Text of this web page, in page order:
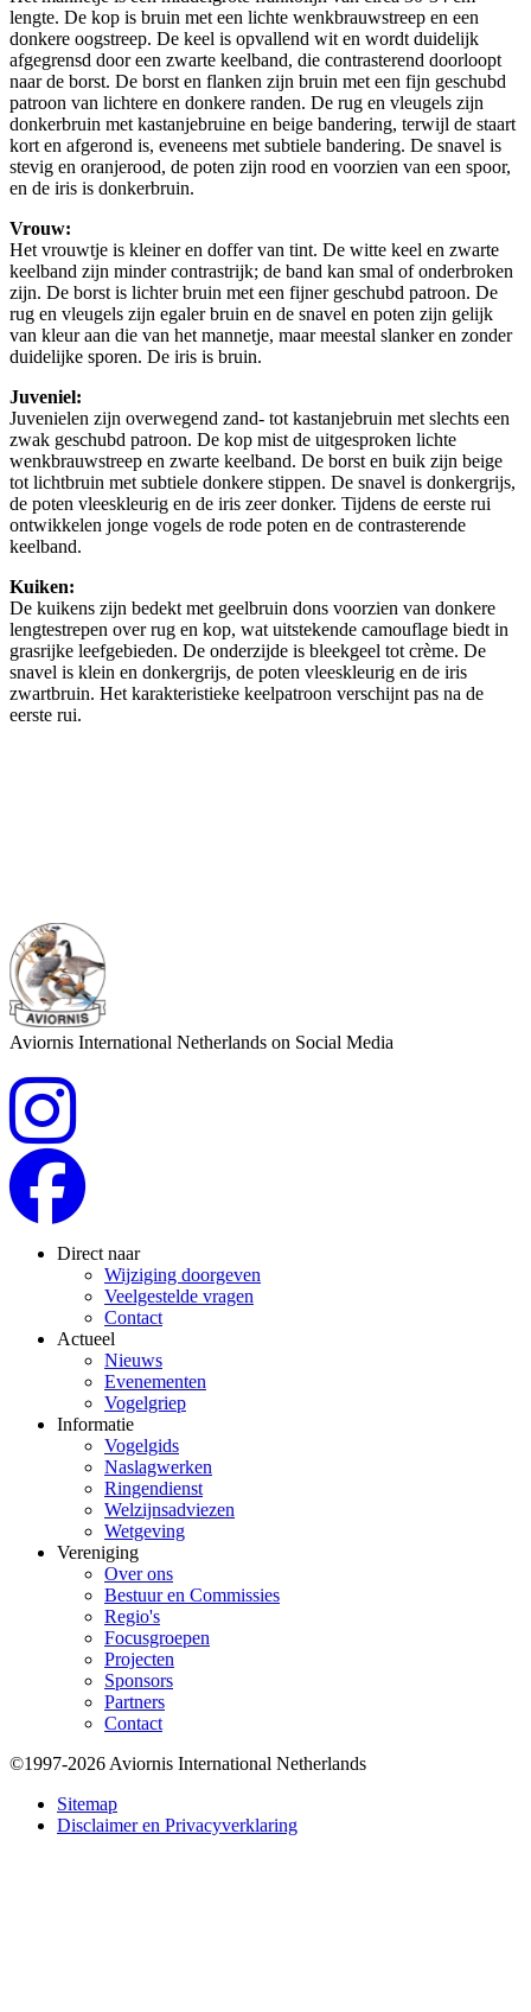
lengte. De kop is bruin met een lichte wenkbrauwstreep en een
donkere oogstreep. De keel is opvallend wit en wordt duidelijk
afgegrensd door een zwarte keelband, die contrasterend doorloopt
naar de borst. De borst en flanken zijn bruin met een fijn geschubd
patroon van lichtere en donkere randen. De rug en vleugels zijn
donkerbruin met kastanjebruine en beige bandering, terwijl de staart
kort en afgerond is, eveneens met subtiele bandering. De snavel is
stevig en oranjerood, de poten zijn rood en voorzien van een spoor,
en de iris is donkerbruin.
Vrouw:
Het vrouwtje is kleiner en doffer van tint. De witte keel en zwarte
keelband zijn minder contrastrijk; de band kan smal of onderbroken
zijn. De borst is lichter bruin met een fijner geschubd patroon. De
rug en vleugels zijn egaler bruin en de snavel en poten zijn gelijk
van kleur aan die van het mannetje, maar meestal slanker en zonder
duidelijke sporen. De iris is bruin.
Juveniel:
Juvenielen zijn overwegend zand- tot kastanjebruin met slechts een
zwak geschubd patroon. De kop mist de uitgesproken lichte
wenkbrauwstreep en zwarte keelband. De borst en buik zijn beige
tot lichtbruin met subtiele donkere stippen. De snavel is donkergrijs,
de poten vleeskleurig en de iris zeer donker. Tijdens de eerste rui
ontwikkelen jonge vogels de rode poten en de contrasterende
keelband.
Kuiken:
De kuikens zijn bedekt met geelbruin dons voorzien van donkere
lengtestrepen over rug en kop, wat uitstekende camouflage biedt in
grasrijke leefgebieden. De onderzijde is bleekgeel tot crème. De
snavel is klein en donkergrijs, de poten vleeskleurig en de iris
zwartbruin. Het karakteristieke keelpatroon verschijnt pas na de
eerste rui.
Aviornis International Netherlands on Social Media
Direct naar
Wijziging doorgeven
Veelgestelde vragen
Contact
Actueel
Nieuws
Evenementen
Vogelgriep
Informatie
Vogelgids
Naslagwerken
Ringendienst
Welzijnsadviezen
Wetgeving
Vereniging
Over ons
Bestuur en Commissies
Regio's
Focusgroepen
Projecten
Sponsors
Partners
Contact
Bottom
©1997-2026 Aviornis International Netherlands
Sitemap
Disclaimer en Privacyverklaring